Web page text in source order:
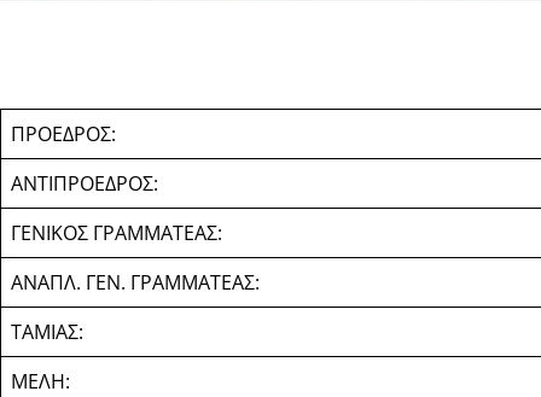
ΠΡΟΕΔΡΟΣ:
ΑΝΤΙΠΡΟΕΔΡΟΣ:
ΓΕΝΙΚΟΣ ΓΡΑΜΜΑΤΕΑΣ:
ΑΝΑΠΛ. ΓΕΝ. ΓΡΑΜΜΑΤΕΑΣ:
ΤΑΜΙΑΣ:
ΜΕΛΗ: